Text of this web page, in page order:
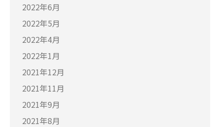
2022年6月
2022年5月
2022年4月
2022年1月
2021年12月
2021年11月
2021年9月
2021年8月